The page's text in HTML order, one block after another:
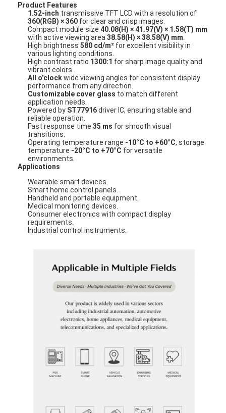
Productos
Product Features
1.52-inch transmissive TFT LCD with a resolution of
360(RGB) × 360 for clear and crisp images.
Compact module size40.08(H) × 41.97(V) × 1.58(T) mm
with active viewing area38.58(H) × 38.58(V) mm
High brightness580 cd/m² for excellent visibility in
various lighting conditions.
High contrast ratio 1300:1 for sharp image quality and
vibrant colors.
All o’clockwide viewing angles for consistent display
performance from any direction.
Customizable cover glass to match different
application needs.
Powered by ST77916driver IC, ensuring stable and
reliable operation.
Fast response time35 ms for smooth visual
transitions.
Operating temperature range -10°C to +60°C, storage
temperature -20°C to +70°C for versatile
environments.
Applications
Wearable smart devices.
Smart home control panels.
Handheld and portable equipment.
Medical monitoring devices.
Consumer electronics with compact display
requirements.
Industrial control instruments.